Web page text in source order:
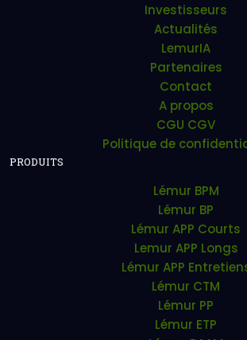
Investisseurs
Actualités
LemurIA
Partenaires
Contact
A propos
CGU CGV
Politique de
PRODUITS
Lémur BPM
Lémur BP
Lémur APP Courts
Lemur APP Longs
Lémur APP
Lémur CTM
Lémur PP
Lémur ETP